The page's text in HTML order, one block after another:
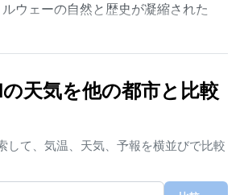
ルウェーの自然と歴史が凝縮された
はDfb（湿潤大陸性気候、温暖な
、冬は氷点下が続き、積雪も多
水があり、特に秋から冬にかけて
い。冬は厚手のコート、帽子、手
いジャケットがあると安心だ。
天気を他の都市と比較
して、気温、天気、予報を横並びで比較